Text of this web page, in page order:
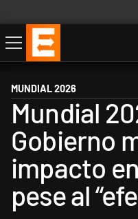
Economía
Política
Internacional
Actualidad
Descargá la App
MUNDIAL 2026
Mundial
Gobierno
impacto
pese al